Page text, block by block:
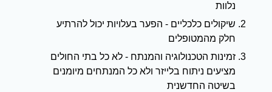
נלוות
שיקולים כלכליים - הפער בעלויות יכול להרתיע
חלק מהמטופלים
זמינות הטכנולוגיה והמנתח - לא כל בתי החולים
מציעים ניתוח בלייזר ולא כל המנתחים מיומנים
בשיטה החדשנית